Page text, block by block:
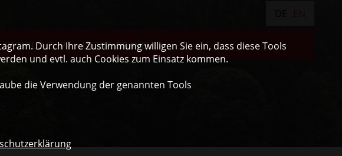
WORLD CUP ULTRA GRAVEL
Durch Ihre Zustimmung willigen Sie ein, dass diese Tools
und evtl. auch Cookies zum Einsatz kommen.
die Verwendung der genannten Tools